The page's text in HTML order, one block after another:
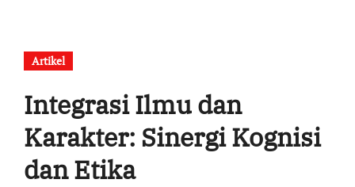
Artikel
Integrasi Ilmu dan
Karakter: Sinergi Kognisi
dan Etika